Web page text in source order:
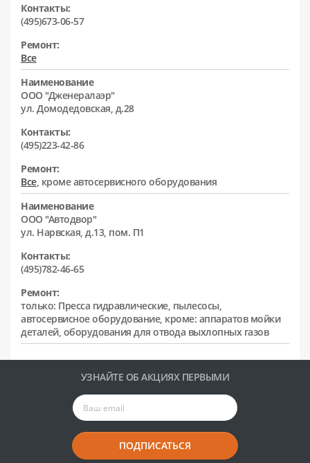
Контакты:
(495)673-06-57
Ремонт:
Все
Наименование
ООО "Дженералаэр"
ул. Домодедовская, д.28
Контакты:
(495)223-42-86
Ремонт:
Все, кроме автосервисного оборудования
Наименование
ООО "Автодвор"
ул. Нарвская, д.13, пом. П1
Контакты:
(495)782-46-65
Ремонт:
только: Пресса гидравлические, пылесосы,
автосервисное оборудование, кроме: аппаратов мойки
деталей, оборудования для отвода выхлопных газов
УЗНАЙТЕ ОБ АКЦИЯХ ПЕРВЫМИ
ПОДПИСАТЬСЯ